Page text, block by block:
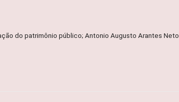
do patrimônio público; Antonio Augusto Arantes Neto